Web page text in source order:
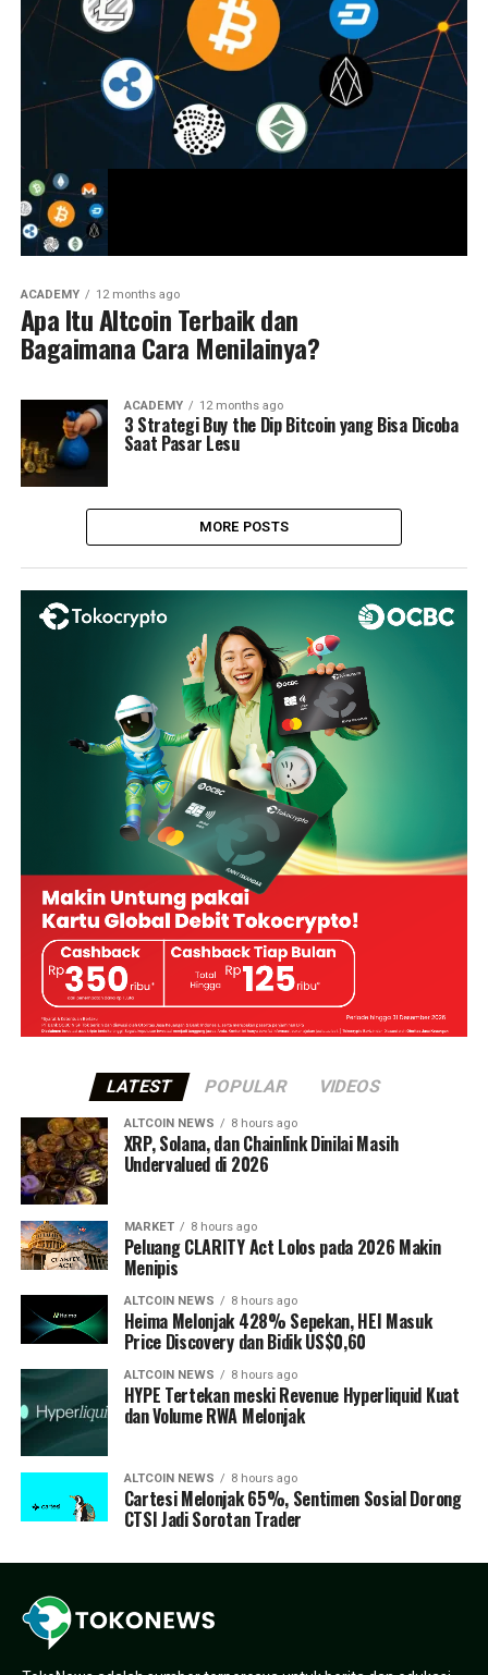
ACADEMY 12 months ago
Apa Itu Altcoin Terbaik dan
Bagaimana Cara Menilainya?
ACADEMY 12 months ago
3 Strategi Buy the Dip Bitcoin yang Bisa Dicoba
Saat Pasar Lesu
MORE POSTS
LATEST POPULAR VIDEOS
ALTCOIN NEWS 8 hours ago
XRP, Solana, dan Chainlink Dinilai Masih
Undervalued di 2026
MARKET 8 hours ago
Peluang CLARITY Act Lolos pada 2026 Makin
Menipis
ALTCOIN NEWS 8 hours ago
Heima Melonjak 428% Sepekan, HEI Masuk
Price Discovery dan Bidik US$0,60
ALTCOIN NEWS 8 hours ago
HYPE Tertekan meski Revenue Hyperliquid Kuat
dan Volume RWA Melonjak
ALTCOIN NEWS 8 hours ago
Cartesi Melonjak 65%, Sentimen Sosial Dorong
CTSI Jadi Sorotan Trader